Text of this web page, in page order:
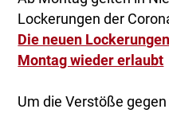
Lockerungen der
Die neuen
Montag wieder erlaubt
Um die Verstöße